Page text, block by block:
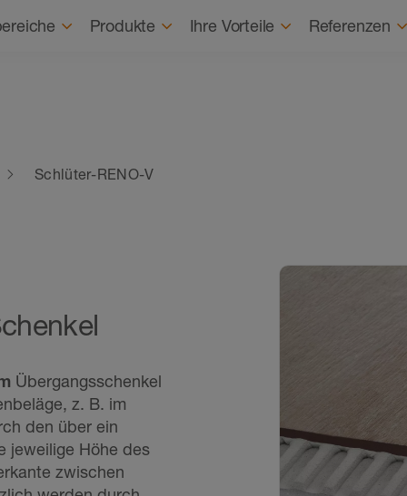
Karriere Karrierestart Über uns
Produkte Ihre Vorteile Referenzen
Schlüter-RENO-V
Übergangsschenkel
z. B. im
den über ein
jeweilige Höhe des
zwischen